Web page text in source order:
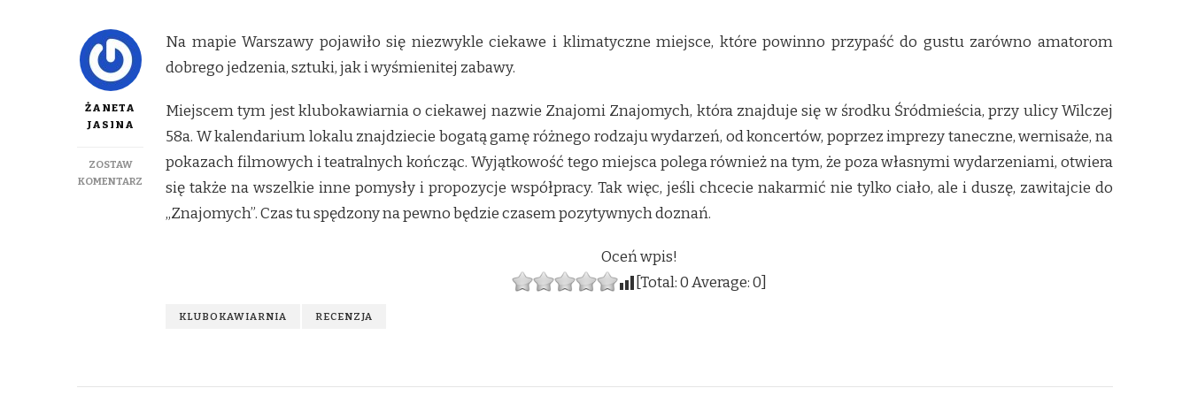
ŻANETA
JASINA
ZOSTAW
KOMENTARZ
POZNAJ
ZNAJOMYCH
Na mapie Warszawy pojawiło się niezwykle ciekawe i klimatyczne miejsce, które powinno przypaść do gustu zarówno amatorom
dobrego jedzenia, sztuki, jak i wyśmienitej zabawy.
Miejscem tym jest klubokawiarnia o ciekawej nazwie Znajomi Znajomych, która znajduje się w środku Śródmieścia, przy ulicy Wilczej
58a. W kalendarium lokalu znajdziecie bogatą gamę różnego rodzaju wydarzeń, od koncertów, poprzez imprezy taneczne, wernisaże, na
pokazach filmowych i teatralnych kończąc. Wyjątkowość tego miejsca polega również na tym, że poza własnymi wydarzeniami, otwiera
się także na wszelkie inne pomysły i propozycje współpracy. Tak więc, jeśli chcecie nakarmić nie tylko ciało, ale i duszę, zawitajcie do
„Znajomych”. Czas tu spędzony na pewno będzie czasem pozytywnych doznań.
Oceń wpis!
[Total:0Average:0]
KLUBOKAWIARNIA RECENZJA